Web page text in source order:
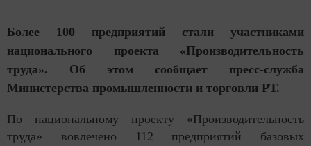
Более 100 предприятий стали участниками
национального проекта «Производительность
труда». Об этом сообщает пресс-служба
Министерства промышленности и торговли РТ.
По национальному проекту «Производительность
труда» вовлечено 112 предприятий базовых